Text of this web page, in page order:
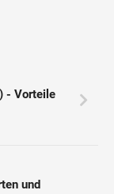
- Vorteile
und